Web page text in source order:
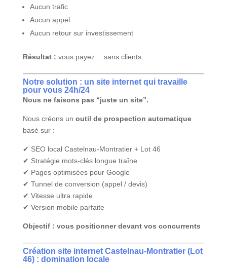
Aucun trafic
Aucun appel
Aucun retour sur investissement
Résultat : vous payez… sans clients.
Notre solution : un site internet qui travaille
pour vous 24h/24
Nous ne faisons pas “juste un site”.
Nous créons un outil de prospection automatique
basé sur :
✔ SEO local Castelnau-Montratier + Lot 46
✔ Stratégie mots-clés longue traîne
✔ Pages optimisées pour Google
✔ Tunnel de conversion (appel / devis)
✔ Vitesse ultra rapide
✔ Version mobile parfaite
Objectif : vous positionner devant vos concurrents
Création site internet Castelnau-Montratier (Lot
46) : domination locale